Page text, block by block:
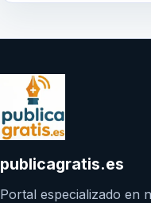
publicagratis.es
Portal especializado en